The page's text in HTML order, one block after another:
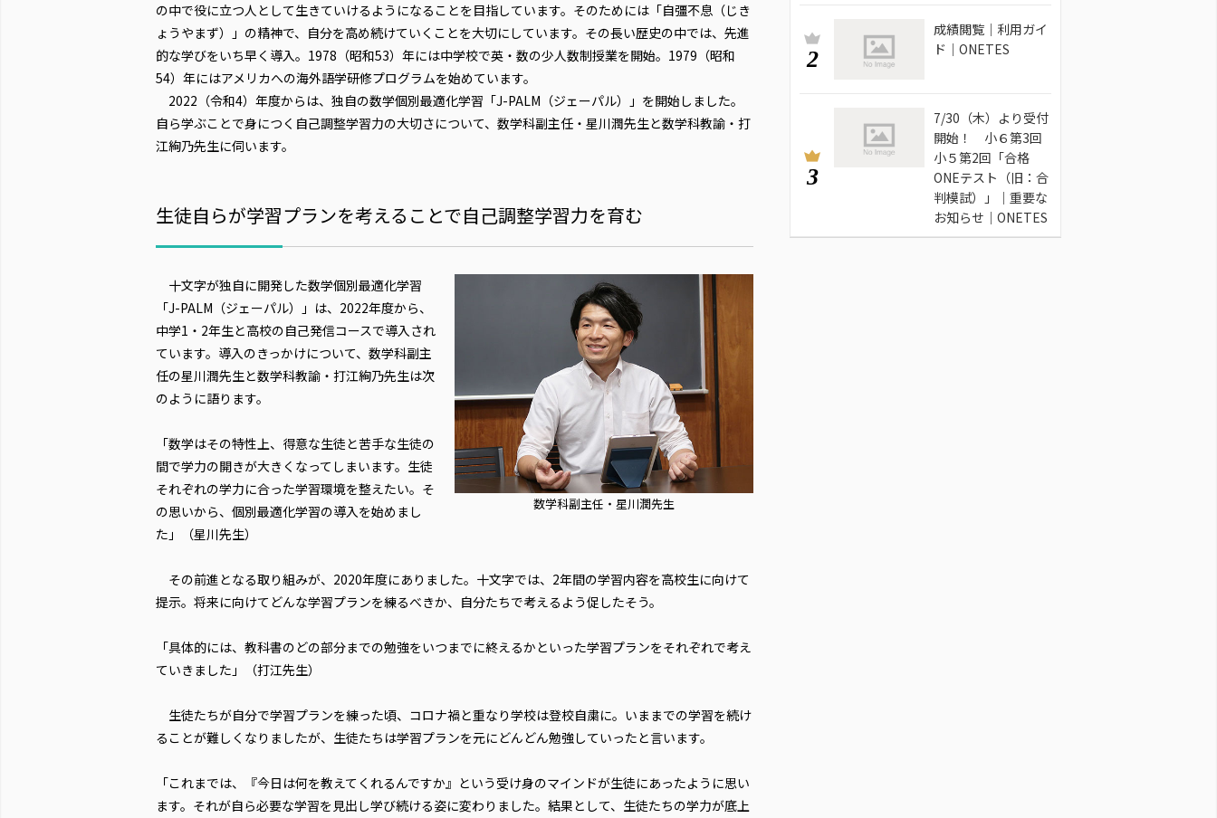
の中で役に立つ人として生きていけるようになることを目指しています。そのためには「自彊不息（じき
ょうやまず）」の精神で、自分を高め続けていくことを大切にしています。その長い歴史の中では、先進
的な学びをいち早く導入。1978（昭和53）年には中学校で英・数の少人数制授業を開始。1979（昭和
54）年にはアメリカへの海外語学研修プログラムを始めています。
2022（令和4）年度からは、独自の数学個別最適化学習「J-PALM（ジェーパル）」を開始しました。
自ら学ぶことで身につく自己調整学習力の大切さについて、数学科副主任・星川潤先生と数学科教諭・打
江絢乃先生に伺います。
生徒自らが学習プランを考えることで自己調整学習力を育む
数学科副主任・星川潤先生
十文字が独自に開発した数学個別最適化学習
「J-PALM（ジェーパル）」は、2022年度から、
中学1・2年生と高校の自己発信コースで導入され
ています。導入のきっかけについて、数学科副主
任の星川潤先生と数学科教諭・打江絢乃先生は次
のように語ります。
「数学はその特性上、得意な生徒と苦手な生徒の
間で学力の開きが大きくなってしまいます。生徒
それぞれの学力に合った学習環境を整えたい。そ
の思いから、個別最適化学習の導入を始めまし
た」（星川先生）
その前進となる取り組みが、2020年度にありました。十文字では、2年間の学習内容を高校生に向けて
提示。将来に向けてどんな学習プランを練るべきか、自分たちで考えるよう促したそう。
「具体的には、教科書のどの部分までの勉強をいつまでに終えるかといった学習プランをそれぞれで考え
ていきました」（打江先生）
生徒たちが自分で学習プランを練った頃、コロナ禍と重なり学校は登校自粛に。いままでの学習を続け
ることが難しくなりましたが、生徒たちは学習プランを元にどんどん勉強していったと言います。
「これまでは、『今日は何を教えてくれるんですか』という受け身のマインドが生徒にあったように思い
ます。それが自ら必要な学習を見出し学び続ける姿に変わりました。結果として、生徒たちの学力が底上
2
成績閲覧｜利用ガイ
ド｜ONETES
3
7/30（木）より受付
開始！ 小６第3回
小５第2回「合格
ONEテスト（旧：合
判模試）」｜重要な
お知らせ｜ONETES